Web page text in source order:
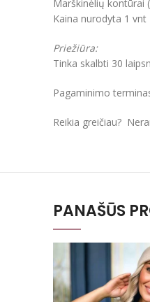
Marškinėlių kontūrai
Kaina nurodyta 1 vnt
Priežiūra:
Tinka skalbti 30
Pagaminimo
Reikia greičiau?
PANAŠŪS